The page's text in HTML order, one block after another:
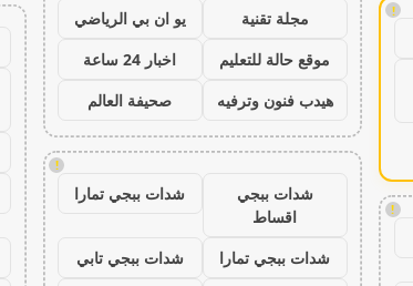
!
!
مجلة تقنية
يو ان بي الرياضي
موقع حالة للتعليم
اخبار 24 ساعة
هيدب فنون وترفيه
صحيفة العالم
!
شدات ببجي
اقساط
شدات ببجي تمارا
شدات ببجي تمارا
شدات ببجي تابي